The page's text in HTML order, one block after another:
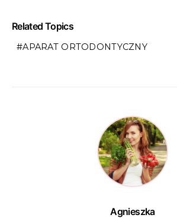
Related Topics
APARAT ORTODONTYCZNY
Agnieszka